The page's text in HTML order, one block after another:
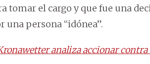
tomar el cargo y que fue una
una persona “idónea”.
analiza accionar